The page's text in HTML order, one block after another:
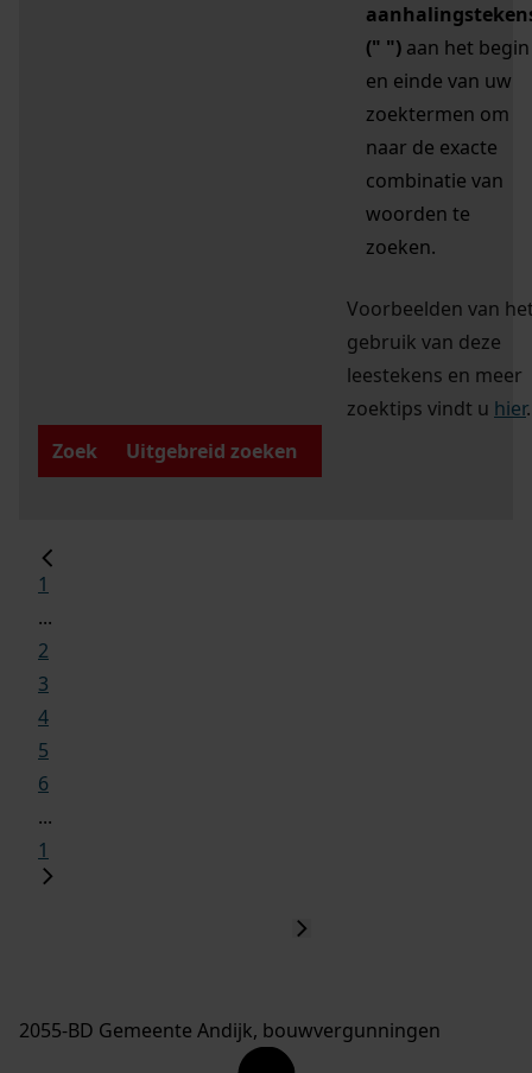
(" ") aan het begin
en einde van uw
zoektermen om
naar de exacte
combinatie van
woorden te
zoeken.
Voorbeelden van
gebruik van deze
leestekens en meer
zoektips vindt u hier.
Zoek
Uitgebreid zoeken
1
...
2
3
4
5
6
...
1
2055-BD Gemeente Andijk, bouwvergunningen